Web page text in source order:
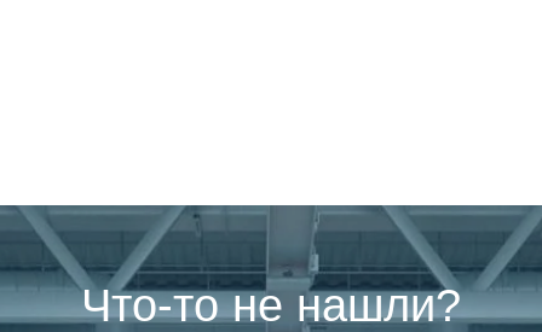
Что-то не нашли?